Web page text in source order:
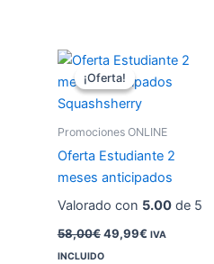
¡Oferta!
¡Oferta!
Promociones ONLINE
Oferta Estudiante 2
meses anticipados
Valorado con 5.00de 5
58,00€
El
precio
original
era:
49,99€
El
actual
IVA
INCLUIDO